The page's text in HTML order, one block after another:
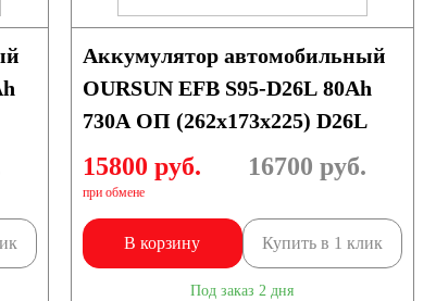
Аккумулятор автомобильный
OURSUN EFB S95-D26L 80Ah
730A ОП (262х173х225) D26L
15800 руб.
при обмене
16700 руб.
В корзину Купить в 1 клик
Под заказ 2 дня